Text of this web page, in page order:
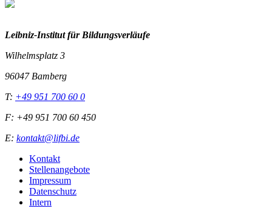
Leibniz-Institut für Bildungsverläufe
Wilhelmsplatz 3
96047 Bamberg
T: +49 951 700 60 0
F: +49 951 700 60 450
E: kontakt@lifbi.de
Kontakt
Stellenangebote
Impressum
Datenschutz
Intern